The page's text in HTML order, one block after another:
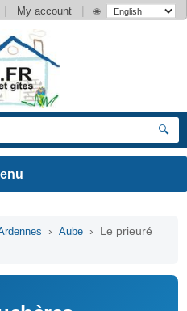
| My account | 🌐
🔍
›Aube › Le prieuré